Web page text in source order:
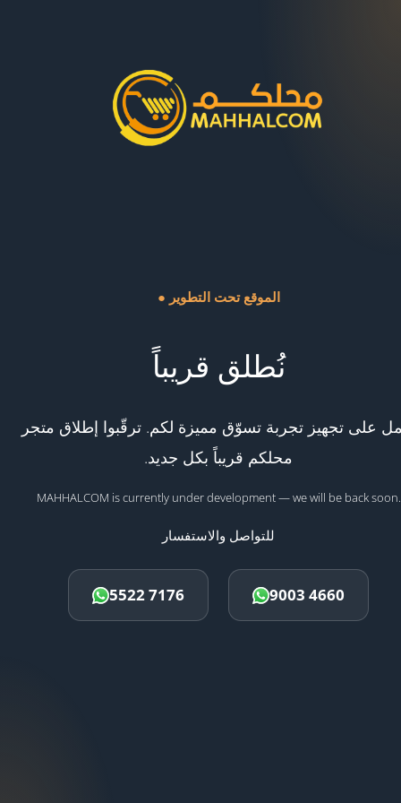
● الموقع تحت التطوير
نُطلق قريباً
على تجهيز تجربة تسوّق مميزة لكم. ترقّبوا إطلاق متجر
محلكم قريباً بكل جديد.
MAHHALCOM is currently under development — we will be back soon.
للتواصل والاستفسار
5522 7176 9003 4660